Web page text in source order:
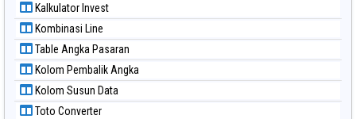
Paito Warna Sydney Lottery 6d
Paito Warna Sydney Lotto
Paito Warna Sydney Pools 6d
Paito Warna Taipei
Paito Warna Taiwan
Kalkulator Invest
Kombinasi Line
Table Angka Pasaran
Kolom Pembalik Angka
Kolom Susun Data
Toto Converter